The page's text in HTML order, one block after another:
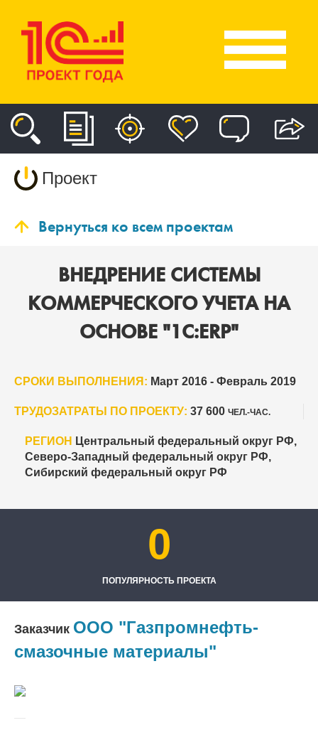
Проект
Вернуться ко всем проектам
ВНЕДРЕНИЕ СИСТЕМЫ
КОММЕРЧЕСКОГО УЧЕТА НА
ОСНОВЕ "1С:ERP"
СРОКИ ВЫПОЛНЕНИЯ: Март 2016 - Февраль 2019
ТРУДОЗАТРАТЫ ПО ПРОЕКТУ: 37 600 ЧЕЛ.-ЧАС.
РЕГИОН Центральный федеральный округ РФ,
Северо-Западный федеральный округ РФ,
Сибирский федеральный округ РФ
0
ПОПУЛЯРНОСТЬ ПРОЕКТА
Заказчик ООО "Газпромнефть-
смазочные материалы"